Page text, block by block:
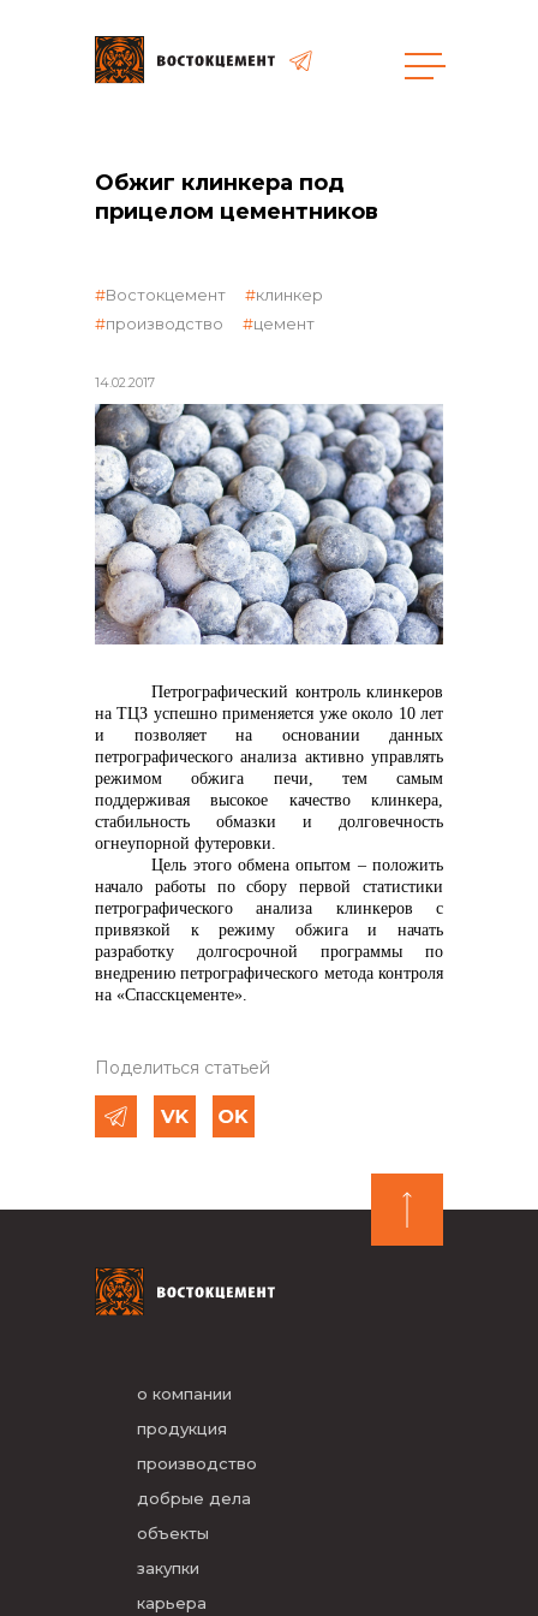
Объекты
Закупки
реализация неликвидов
контакты отдела закупок
+7 (423) 234 50 50
info@vostokcement.ru
Обжиг клинкера под
прицелом цементников
14.02.2017
Востокцемент
клинкер
производство
цемент
Петрографический контроль клинкеров
на ТЦЗ успешно применяется уже около 10 лет
и позволяет на основании данных
петрографического анализа активно управлять
режимом обжига печи, тем самым
поддерживая высокое качество клинкера,
стабильность обмазки и долговечность
огнеупорной футеровки.
Цель этого обмена опытом – положить
начало работы по сбору первой статистики
петрографического анализа клинкеров с
привязкой к режиму обжига и начать
разработку долгосрочной программы по
внедрению петрографического метода контроля
на «Спасскцементе».
Поделиться статьей
о компании
продукция
производство
добрые дела
объекты
закупки
карьера